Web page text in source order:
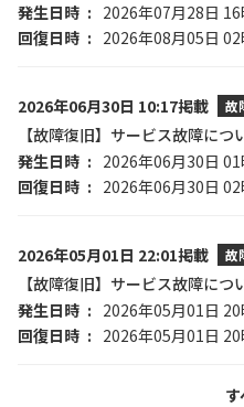
発生日時
2026年07月28日
回復日時
2026年08月05日
2026年06月30日 10:17掲載 故
【故障復旧】サービス故障につ
発生日時
2026年06月30日
回復日時
2026年06月30日
2026年05月01日 22:01掲載 故
【故障復旧】サービス故障につ
発生日時
2026年05月01日
回復日時
2026年05月01日